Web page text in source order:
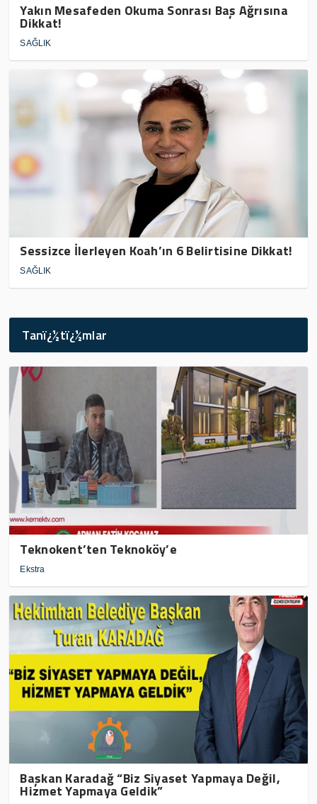
Yakın Mesafeden Okuma Sonrası Baş Ağrısına
Dikkat!
SAĞLIK
Sessizce İlerleyen Koah’ın 6 Belirtisine Dikkat!
SAĞLIK
Tanï¿½tï¿½mlar
Teknokent’ten Teknoköy’e
Ekstra
Başkan Karadağ “Biz Siyaset Yapmaya Değil,
Hizmet Yapmaya Geldik”